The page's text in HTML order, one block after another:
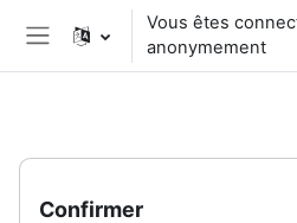
Passer au contenu principal
Panneau latéral
Vous êtes
anonymement
Confirmer